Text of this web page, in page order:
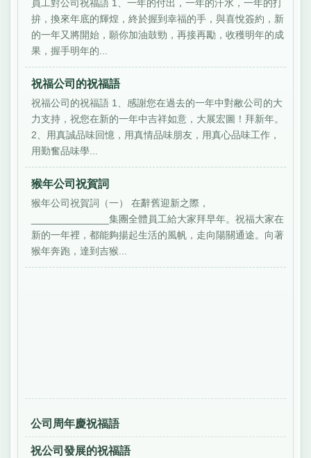
員工對公司祝福語 1、一年的付出，一年的汗水，一年的打
拚，換來年底的輝煌，終於握到幸福的手，與喜悅簽約，新
的一年又將開始，願你加油鼓勁，再接再勵，收穫明年的成
果，握手明年的...
祝福公司的祝福語
祝福公司的祝福語 1、感謝您在過去的一年中對敝公司的大
力支持，祝您在新的一年中吉祥如意，大展宏圖！拜新年。
2、用真誠品味回憶，用真情品味朋友，用真心品味工作，
用勤奮品味學...
猴年公司祝賀詞
猴年公司祝賀詞（一） 在辭舊迎新之際，
______________集團全體員工給大家拜早年。祝福大家在
新的一年裡，都能夠揚起生活的風帆，走向陽關通途。向著
猴年奔跑，達到吉猴...
公司周年慶祝福語
祝公司發展的祝福語